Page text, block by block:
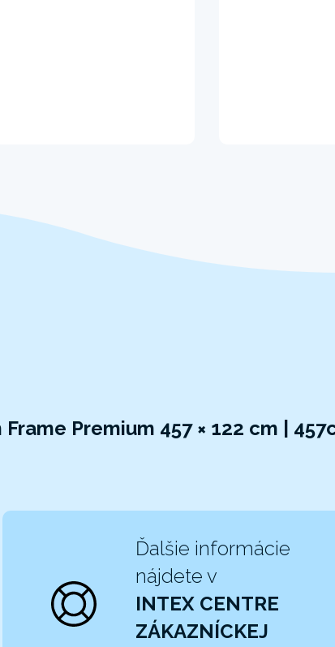
Premium 457 × 122 cm |
Ďalšie informácie
nájdete v
INTEX CENTRE
ZÁKAZNÍCKEJ